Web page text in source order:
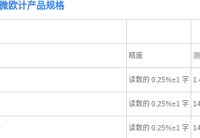
欧计产品规格
精度
读数的 0.25%±1 字
读数的 0.25%±1 字
读数的 0.25%±1 字